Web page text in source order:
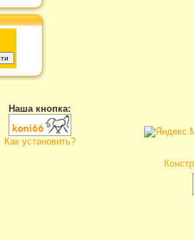
Наша кнопка:
Как установить?